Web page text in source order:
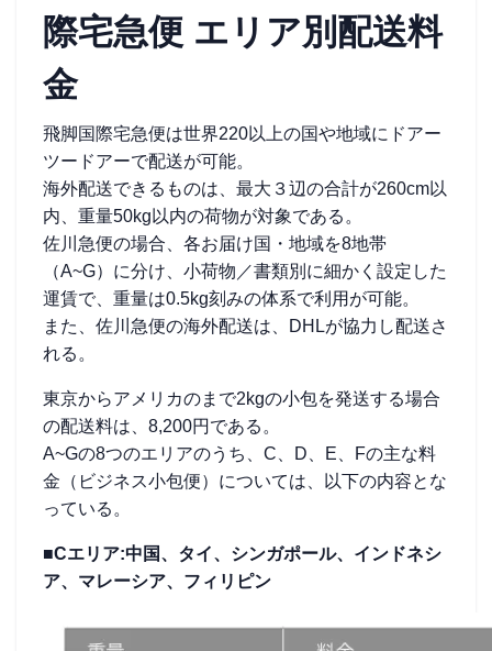
際宅急便 エリア別配送料
金
飛脚国際宅急便は世界220以上の国や地域にドアー
ツードアーで配送が可能。
海外配送できるものは、最大３辺の合計が260cm以
内、重量50kg以内の荷物が対象である。
佐川急便の場合、各お届け国・地域を8地帯
（A~G）に分け、小荷物／書類別に細かく設定した
運賃で、重量は0.5kg刻みの体系で利用が可能。
また、佐川急便の海外配送は、DHLが協力し配送さ
れる。
東京からアメリカのまで2kgの小包を発送する場合
の配送料は、8,200円である。
A~Gの8つのエリアのうち、C、D、E、Fの主な料
金（ビジネス小包便）については、以下の内容とな
っている。
■Cエリア:中国、タイ、シンガポール、インドネシ
ア、マレーシア、フィリピン